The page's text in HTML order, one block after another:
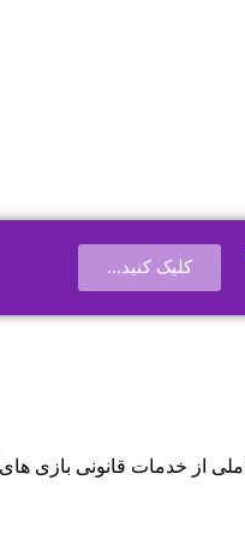
کلیک کنید...